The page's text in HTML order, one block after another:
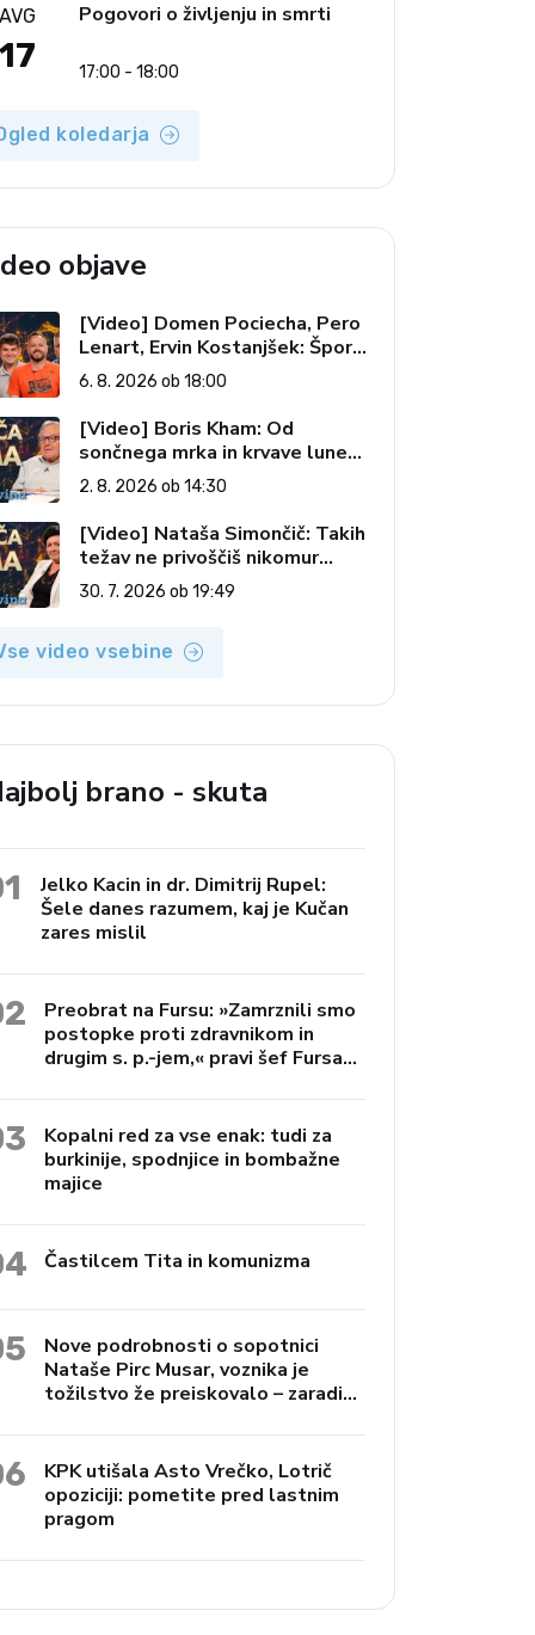
Pogovori o življenju in smrti
17:00 - 18:00
koledarja
objave
[Video] Domen Pociecha, Pero
Lenart, Ervin Kostanjšek: Šport
specialcev (Vroča tema, 6. 8.
2026)
6. 8. 2026 ob 18:00
[Video] Boris Kham: Od
sončnega mrka in krvave lune
do slovenskih pečatov v vesolju
(Vroča tema, 2. 8. 2026)
2. 8. 2026 ob 14:30
[Video] Nataša Simončič: Takih
težav ne privoščiš nikomur
(Vroča tema, 30. 7. 2026)
30. 7. 2026 ob 19:49
video vsebine
brano - skuta
Jelko Kacin in dr. Dimitrij Rupel:
Šele danes razumem, kaj je Kučan
zares mislil
Preobrat na Fursu: »Zamrznili smo
postopke proti zdravnikom in
drugim s. p.-jem,« pravi šef Fursa
Kopalni red za vse enak: tudi za
burkinije, spodnjice in bombažne
majice
Častilcem Tita in komunizma
Nove podrobnosti o sopotnici
Nataše Pirc Musar, voznika je
tožilstvo že preiskovalo – zaradi
KPK utišala Asto Vrečko, Lotrič
opoziciji: pometite pred lastnim
pragom